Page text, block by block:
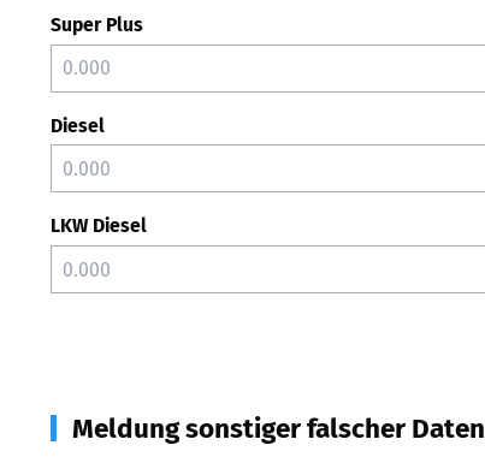
Super Plus
Diesel
LKW Diesel
Meldung sonstiger falscher Daten